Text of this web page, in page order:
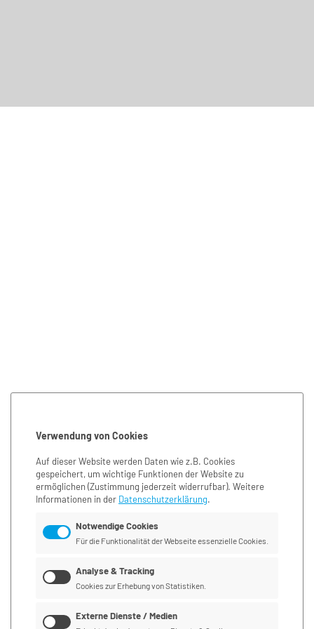
Verwendung von Cookies
Auf dieser Website werden Daten wie z.B. Cookies
gespeichert, um wichtige Funktionen der Website zu
ermöglichen (Zustimmung jederzeit widerrufbar). Weitere
Informationen in der Datenschutzerklärung.
Notwendige Cookies
Für die Funktionalität der Webseite essenzielle Cookies.
Analyse & Tracking
Cookies zur Erhebung von Statistiken.
Externe Dienste / Medien